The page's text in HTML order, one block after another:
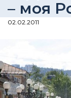
– моя
02.02.2011